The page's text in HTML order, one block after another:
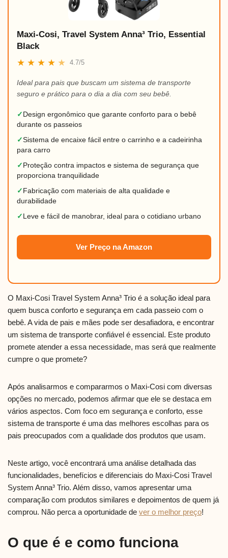
Maxi-Cosi, Travel System Anna³ Trio, Essential
Black
★ ★ ★ ★ ★ 4.7/5
Ideal para pais que buscam um sistema de transporte
seguro e prático para o dia a dia com seu bebê.
✓ Design ergonômico que garante conforto para o bebê
durante os passeios
✓Sistema de encaixe fácil entre o carrinho e a cadeirinha
para carro
✓ Proteção contra impactos e sistema de segurança que
proporciona tranquilidade
✓ Fabricação com materiais de alta qualidade e
durabilidade
✓
Leve e fácil de manobrar, ideal para o cotidiano urbano
Ver Preço na Amazon
O Maxi-Cosi Travel System Anna³ Trio é a solução ideal para
quem busca conforto e segurança em cada passeio com o
bebê. A vida de pais e mães pode ser desafiadora, e encontrar
um sistema de transporte confiável é essencial. Este produto
promete atender a essa necessidade, mas será que realmente
cumpre o que promete?
Após analisarmos e compararmos o Maxi-Cosi com diversas
opções no mercado, podemos afirmar que ele se destaca em
vários aspectos. Com foco em segurança e conforto, esse
sistema de transporte é uma das melhores escolhas para os
pais preocupados com a qualidade dos produtos que usam.
Neste artigo, você encontrará uma análise detalhada das
funcionalidades, benefícios e diferenciais do Maxi-Cosi Travel
System Anna³ Trio. Além disso, vamos apresentar uma
comparação com produtos similares e depoimentos de quem já
comprou. Não perca a oportunidade de ver o melhor preço!
O que é e como funciona